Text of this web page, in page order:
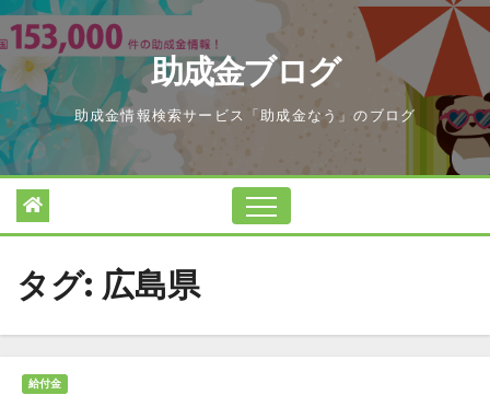
Skip
to
content
助成金ブログ
助成金情報検索サービス「助成金なう」のブログ
タグ: 広島県
給付金